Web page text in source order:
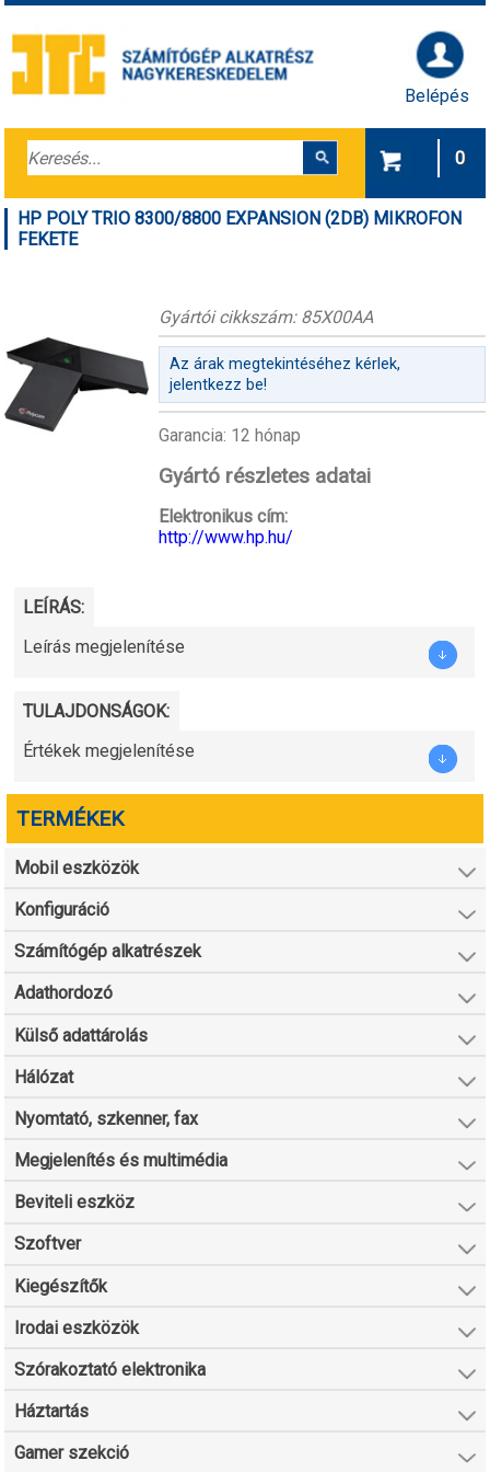
Belépés
0
HP POLY TRIO 8300/8800 EXPANSION (2DB) MIKROFON
FEKETE
Gyártói cikkszám: 85X00AA
Az árak megtekintéséhez kérlek,
jelentkezz be!
Garancia: 12 hónap
Gyártó részletes adatai
Elektronikus cím:
http://www.hp.hu/
LEÍRÁS:
Leírás megjelenítése
TULAJDONSÁGOK:
Értékek megjelenítése
TERMÉKEK
Mobil eszközök
Konfiguráció
Számítógép alkatrészek
Adathordozó
Külső adattárolás
Hálózat
Nyomtató, szkenner, fax
Megjelenítés és multimédia
Beviteli eszköz
Szoftver
Kiegészítők
Irodai eszközök
Szórakoztató elektronika
Háztartás
Gamer szekció